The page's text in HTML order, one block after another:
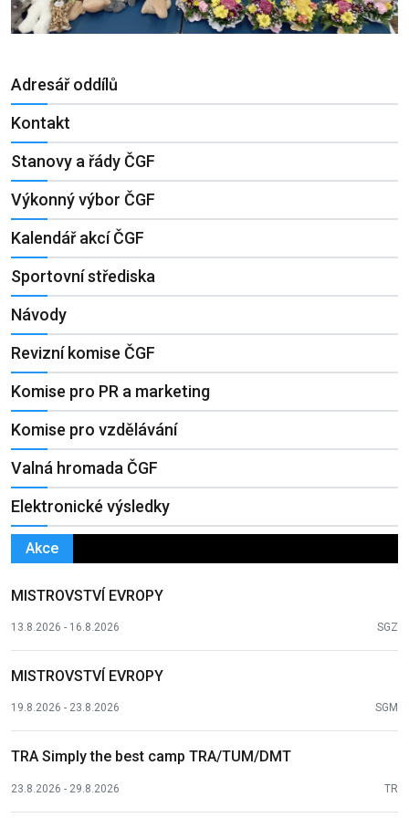
Adresář oddílů
Kontakt
Stanovy a řády ČGF
Výkonný výbor ČGF
Kalendář akcí ČGF
Sportovní střediska
Návody
Revizní komise ČGF
Komise pro PR a marketing
Komise pro vzdělávání
Valná hromada ČGF
Elektronické výsledky
Akce
MISTROVSTVÍ EVROPY
13.8.2026 - 16.8.2026 SGZ
MISTROVSTVÍ EVROPY
19.8.2026 - 23.8.2026 SGM
TRA Simply the best camp TRA/TUM/DMT
23.8.2026 - 29.8.2026 TR